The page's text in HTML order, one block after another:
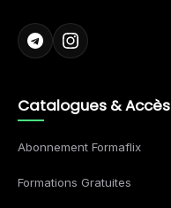
Catalogues & Accès
Abonnement Formaflix
Formations Gratuites